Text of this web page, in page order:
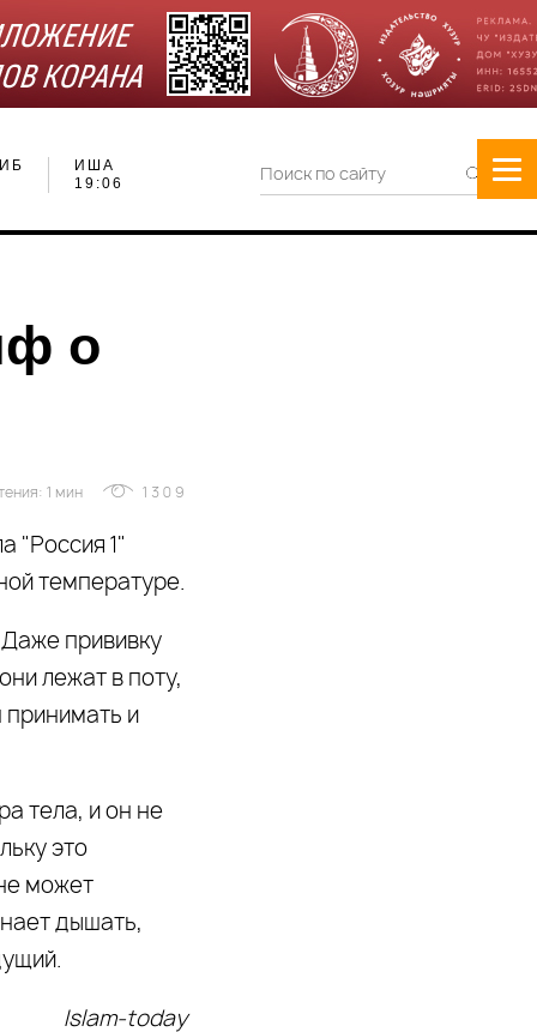
ИША
19:06
о
1 мин 1309
"Россия 1"
температуре.
прививку
лежат в поту,
и
тела, и он не
это
может
дышать,
Islam-today